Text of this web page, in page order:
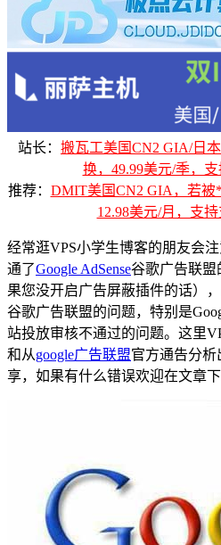
站长： 搬瓦工美国CN2 GIA/日
换，49.99美元/季，支
推荐： DMIT美国CN2 GIA，若被
12.98美元/月，支持
经常逛VPS小学生博客的朋友会
通了Google AdSense谷歌广告联盟
果您没开启广告屏蔽插件的话）
谷歌广告联盟的问题，特别是
站投放审核不通过的问题。这里
和从google广告联盟官方通告分
享，如果有什么错误欢迎在文章下